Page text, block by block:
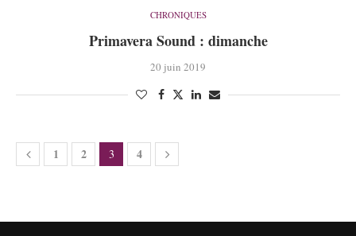
CHRONIQUES
Primavera Sound : dimanche
20 juin 2019
1 2 3 4